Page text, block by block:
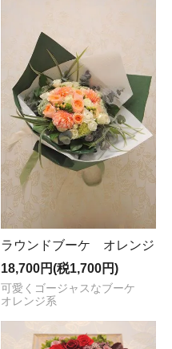
ラウンドブーケ オレンジ
18,700円(税1,700円)
可愛くゴージャスなブーケ
オレンジ系